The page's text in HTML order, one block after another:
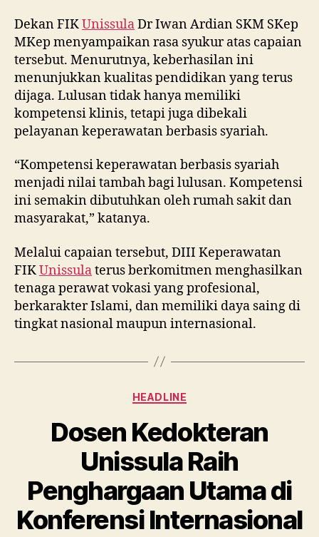
Dekan FIKUnissulaDr Iwan Ardian SKM SKep
MKep menyampaikan rasa syukur atas capaian
tersebut. Menurutnya, keberhasilan ini
menunjukkan kualitas pendidikan yang terus
dijaga. Lulusan tidak hanya memiliki
kompetensi klinis, tetapi juga dibekali
pelayanan keperawatan berbasis syariah.
“Kompetensi keperawatan berbasis syariah
menjadi nilai tambah bagi lulusan. Kompetensi
ini semakin dibutuhkan oleh rumah sakit dan
masyarakat,” katanya.
Melalui capaian tersebut, DIII Keperawatan
FIKUnissulaterus berkomitmen menghasilkan
tenaga perawat vokasi yang profesional,
berkarakter Islami, dan memiliki daya saing di
tingkat nasional maupun internasional.
Categories
HEADLINE
Dosen Kedokteran
Unissula Raih
Penghargaan Utama di
Konferensi Internasional